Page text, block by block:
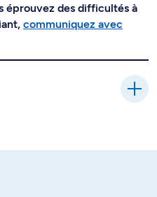
éprouvez des difficultés à
communiquez avec